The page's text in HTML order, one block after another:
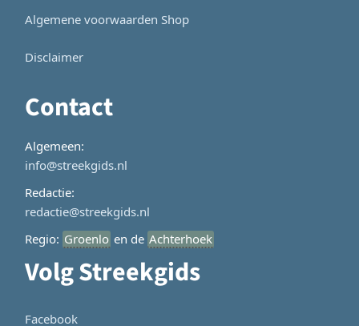
Algemene voorwaarden Shop
Disclaimer
Contact
Algemeen:
info@streekgids.nl
Redactie:
redactie@streekgids.nl
Regio: Groenlo en de Achterhoek
Volg Streekgids
Facebook